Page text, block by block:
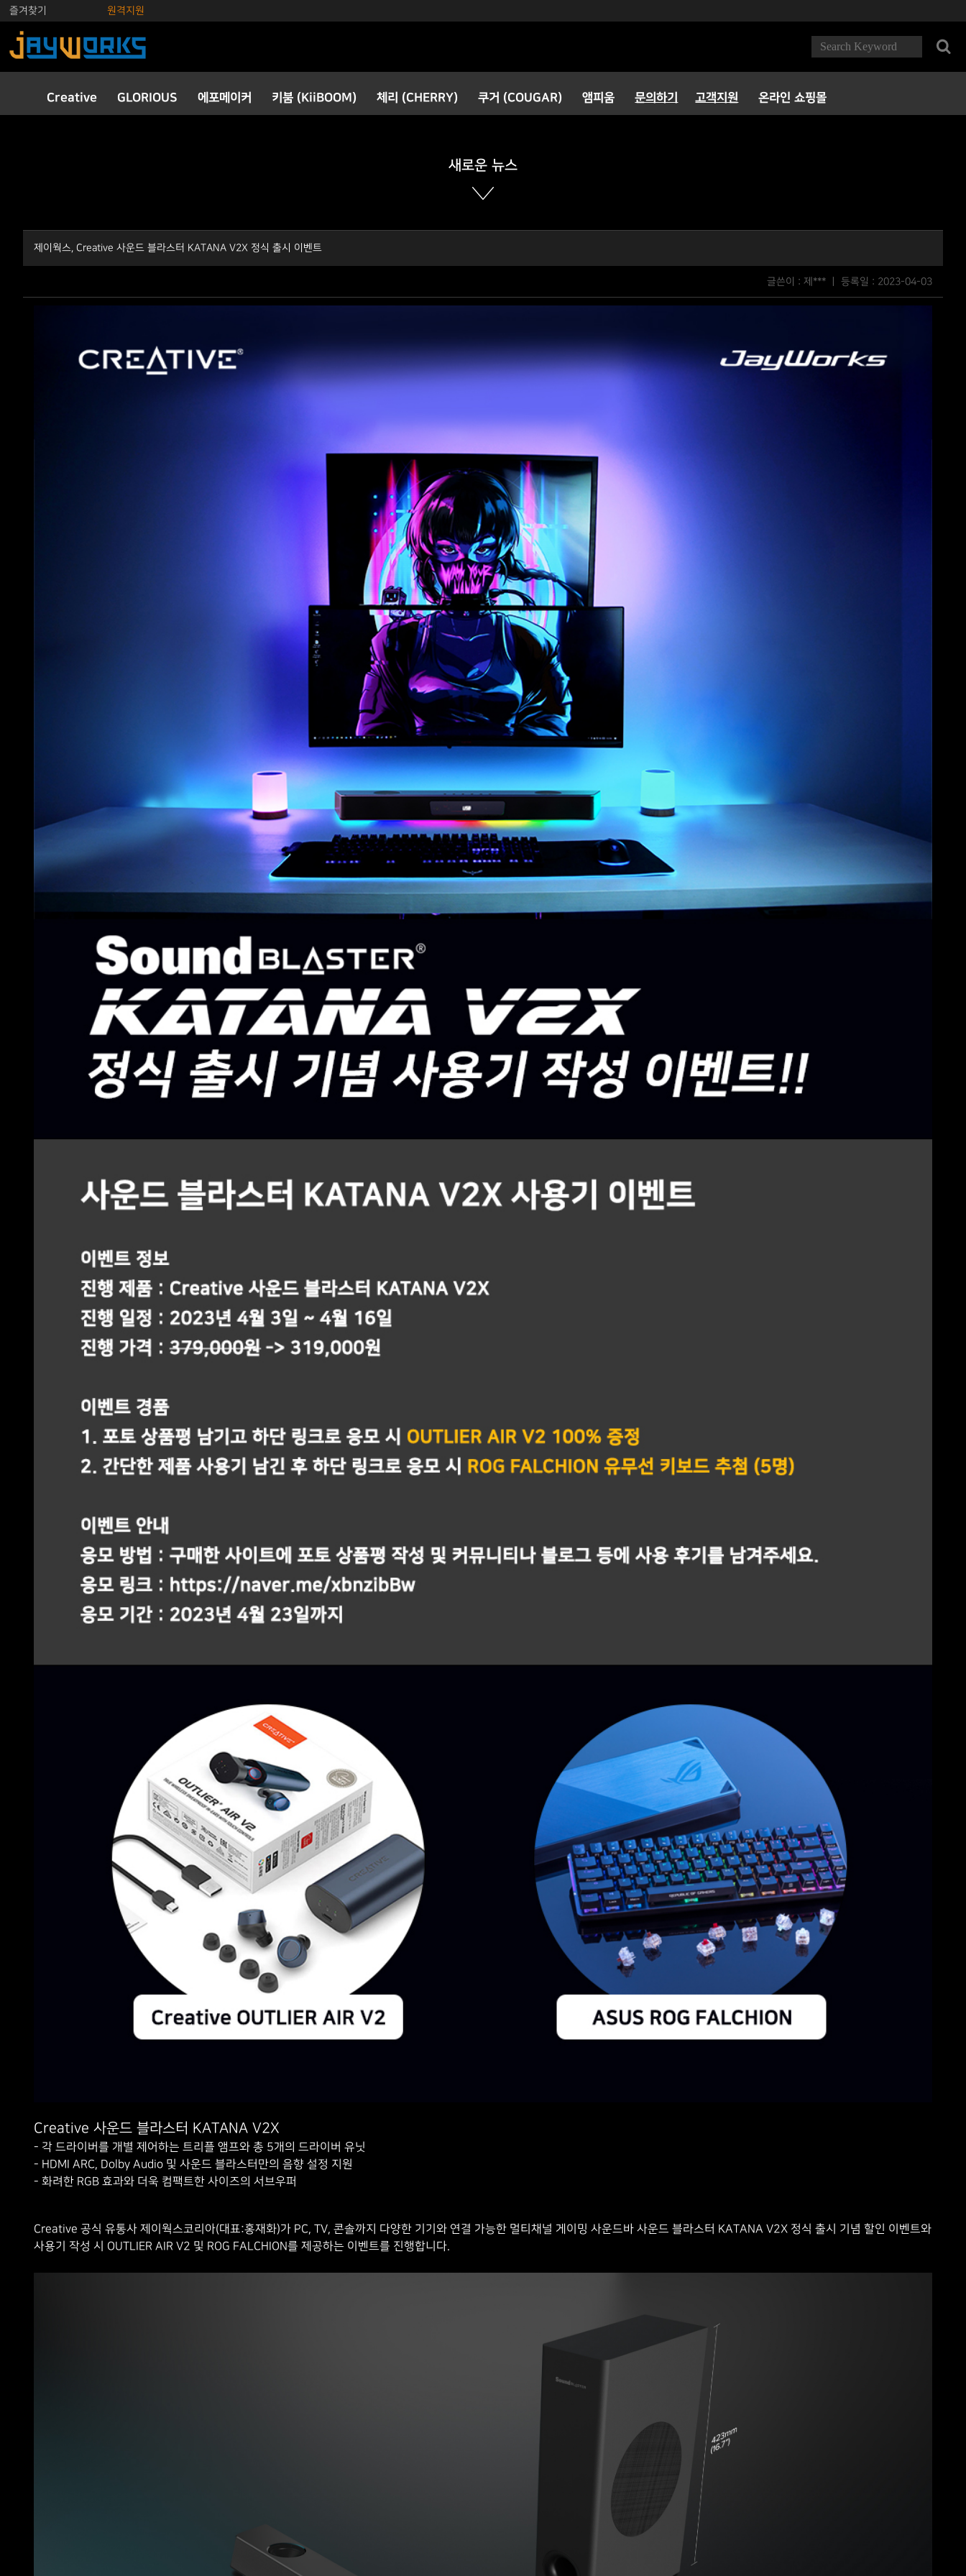
즐겨찾기 원격지원
Creative GLORIOUS 에포메이커 키붐 (KiiBOOM) 체리 (CHERRY) 쿠거 (COUGAR) 앰피움 문의하기 고객지원 온라인 쇼핑몰
새로운 뉴스
제이웍스, Creative 사운드 블라스터 KATANA V2X 정식 출시 이벤트
글쓴이 : 제*** ㅣ 등록일 : 2023-04-03
Creative 사운드 블라스터 KATANA V2X
- 각 드라이버를 개별 제어하는 트리플 앰프와 총 5개의 드라이버 유닛
- HDMI ARC, Dolby Audio 및 사운드 블라스터만의 음향 설정 지원
- 화려한 RGB 효과와 더욱 컴팩트한 사이즈의 서브우퍼
Creative 공식 유통사 제이웍스코리아(대표:홍재화)가 PC, TV, 콘솔까지 다양한 기기와 연결 가능한 멀티채널 게이밍 사운드바 사운드 블라스터 KATANA V2X 정식 출시 기념 할인 이벤트와
사용기 작성 시 OUTLIER AIR V2 및 ROG FALCHION를 제공하는 이벤트를 진행합니다.